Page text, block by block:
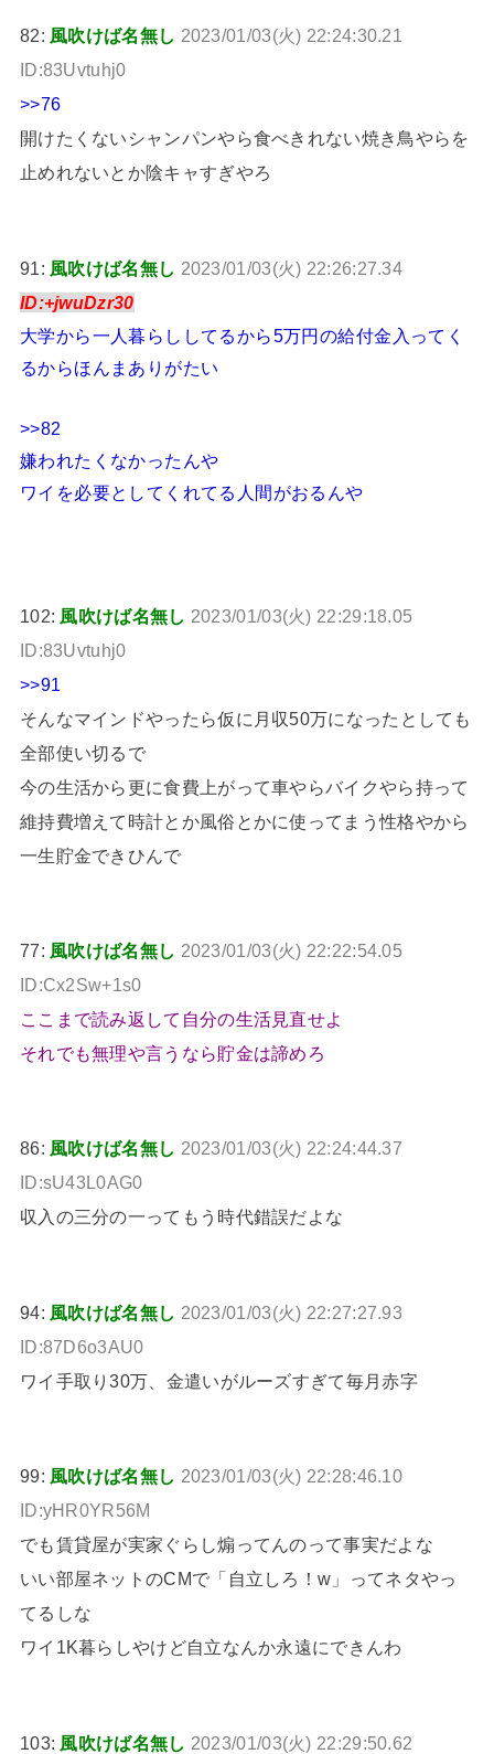
82: 風吹けば名無し 2023/01/03(火) 22:24:30.21
ID:83Uvtuhj0
>>76
開けたくないシャンパンやら食べきれない焼き鳥やらを
止めれないとか陰キャすぎやろ
91: 風吹けば名無し 2023/01/03(火) 22:26:27.34
ID:+jwuDzr30
大学から一人暮らししてるから5万円の給付金入ってく
るからほんまありがたい
>>82
嫌われたくなかったんや
ワイを必要としてくれてる人間がおるんや
102: 風吹けば名無し 2023/01/03(火) 22:29:18.05
ID:83Uvtuhj0
>>91
そんなマインドやったら仮に月収50万になったとしても
全部使い切るで
今の生活から更に食費上がって車やらバイクやら持って
維持費増えて時計とか風俗とかに使ってまう性格やから
一生貯金できひんで
77: 風吹けば名無し 2023/01/03(火) 22:22:54.05
ID:Cx2Sw+1s0
ここまで読み返して自分の生活見直せよ
それでも無理や言うなら貯金は諦めろ
86: 風吹けば名無し 2023/01/03(火) 22:24:44.37
ID:sU43L0AG0
収入の三分の一ってもう時代錯誤だよな
94: 風吹けば名無し 2023/01/03(火) 22:27:27.93
ID:87D6o3AU0
ワイ手取り30万、金遣いがルーズすぎて毎月赤字
99: 風吹けば名無し 2023/01/03(火) 22:28:46.10
ID:yHR0YR56M
でも賃貸屋が実家ぐらし煽ってんのって事実だよな
いい部屋ネットのCMで「自立しろ！w」ってネタやっ
てるしな
ワイ1K暮らしやけど自立なんか永遠にできんわ
103: 風吹けば名無し 2023/01/03(火) 22:29:50.62